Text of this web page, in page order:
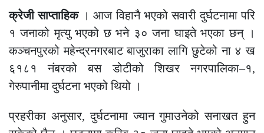
क्रेजी साप्ताहिक। आज विहानै भएको सवारी दुर्घटनामा परि
१ जनाको मृत्यु भएको छ भने ३० जना घाइते भएका छन् ।
कञ्चनपुरको महेन्द्रनगरबाट बाजुराका लागि छुटेको ना ४ ख
६१८१ नंबरको बस डोटीको शिखर नगरपालिका–१,
गेरुपानीमा दुर्घटना भएको थियो ।
प्रहरीका अनुसार, दुर्घटनामा ज्यान गुमाउनेको सनाखत हुन